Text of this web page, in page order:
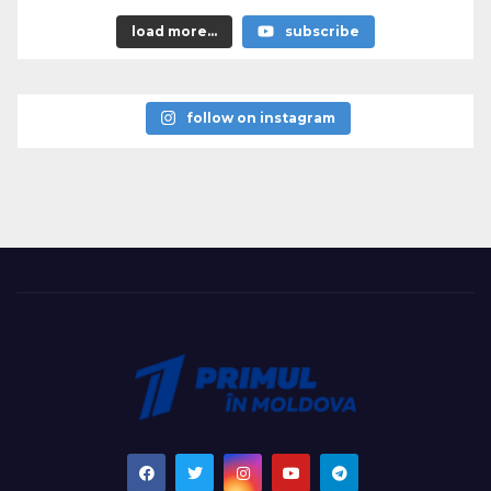
load more... subscribe
follow on instagram